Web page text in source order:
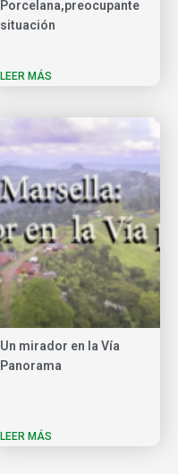
Porcelana,preocupante
situación
LEER MÁS
Un mirador en la Vía
Panorama
LEER MÁS